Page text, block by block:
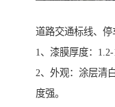
道路交通标线、停
1、漆膜厚度：
2、外观：涂层清
度强。